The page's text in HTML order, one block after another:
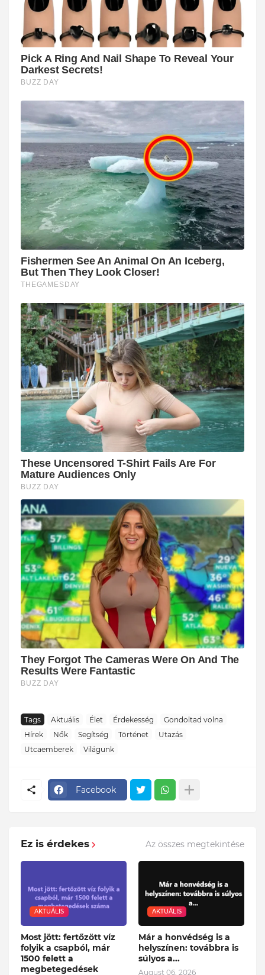
Tags Aktuális Élet Érdekesség
Gondoltad volna
Hírek
Nők Segítség Történet
Utazás
Utcaemberek
Világunk
Facebook
Ez is érdekes Az összes megtekintése
AKTUÁLIS
Most jött: fertőzött víz
folyik a csapból, már
1500 felett a
megbetegedések
AKTUÁLIS
Már a honvédség is a
helyszínen: továbbra is
súlyos a...
August 06, 2026